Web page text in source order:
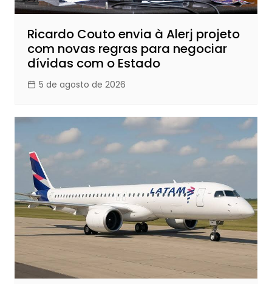
Ricardo Couto envia à Alerj projeto
com novas regras para negociar
dívidas com o Estado
5 de agosto de 2026